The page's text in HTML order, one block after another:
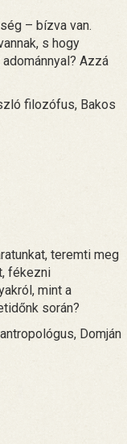
– bízva van.
s hogy
Azzá
filozófus, Bakos
teremti meg
fékezni
mint a
során?
Domján